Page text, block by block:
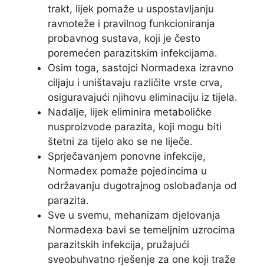
trakt, lijek pomaže u uspostavljanju
ravnoteže i pravilnog funkcioniranja
probavnog sustava, koji je često
poremećen parazitskim infekcijama.
Osim toga, sastojci Normadexa izravno
ciljaju i uništavaju različite vrste crva,
osiguravajući njihovu eliminaciju iz tijela.
Nadalje, lijek eliminira metaboličke
nusproizvode parazita, koji mogu biti
štetni za tijelo ako se ne liječe.
Sprječavanjem ponovne infekcije,
Normadex pomaže pojedincima u
održavanju dugotrajnog oslobađanja od
parazita.
Sve u svemu, mehanizam djelovanja
Normadexa bavi se temeljnim uzrocima
parazitskih infekcija, pružajući
sveobuhvatno rješenje za one koji traže